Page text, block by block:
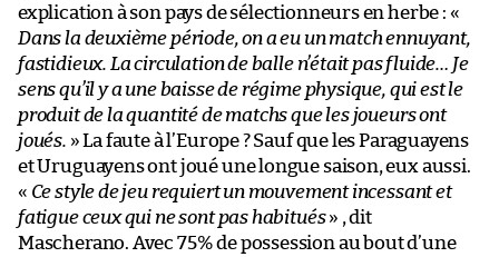
explication à son pays de sélectionneurs en herbe : «
Dans la deuxième période, on a eu un match ennuyant,
fastidieux. La circulation de balle n’était pas fluide… Je
sens qu’il y a une baisse de régime physique, qui est le
produit de la quantité de matchs que les joueurs ont
joués. » La faute à l’Europe ? Sauf que les Paraguayens
et Uruguayens ont joué une longue saison, eux aussi.
« Ce style de jeu requiert un mouvement incessant et
fatigue ceux qui ne sont pas habitués» , dit
Mascherano. Avec 75% de possession au bout d’une